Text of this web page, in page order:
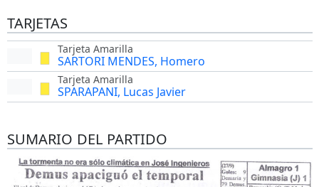
TARJETAS
Tarjeta Amarilla
SARTORI MENDES, Homero
Tarjeta Amarilla
SPARAPANI, Lucas Javier
SUMARIO DEL PARTIDO